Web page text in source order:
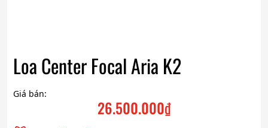
Loa Center Focal Aria K2
Giá bán:
26.500.000₫